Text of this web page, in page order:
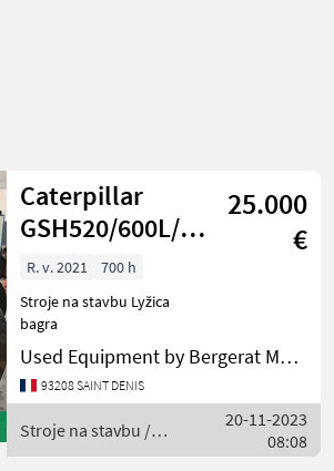
Caterpillar
GSH520/600L/18T-
25T
25.000
€
R. v. 2021
700 h
Stroje na stavbu Lyžica
bagra
Used Equipment by Bergerat Monnoyeur
93208 SAINT DENIS
Stroje na stavbu /
Caterpillar
20-11-2023
08:08